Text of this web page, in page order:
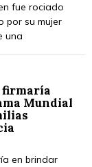
fue rociado
por su mujer
una
firmaría
Mundial
en brindar